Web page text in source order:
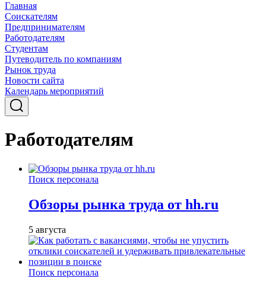
Главная
Соискателям
Предпринимателям
Работодателям
Студентам
Путеводитель по компаниям
Рынок труда
Новости сайта
Календарь мероприятий
Работодателям
Поиск персонала
Обзоры рынка труда от hh.ru
5 августа
Поиск персонала